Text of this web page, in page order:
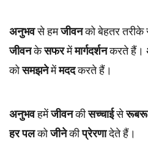
अनुभवसे हमजीवनको बेहतर
जीवनकेसफरमेंमार्गदर्शनकरते हैं।
कोसमझनेमेंमददकरते हैं।
अनुभवहमेंजीवनकीसच्चाईसेरूबरू
हरपलकोजीनेकीप्रेरणादेते हैं।